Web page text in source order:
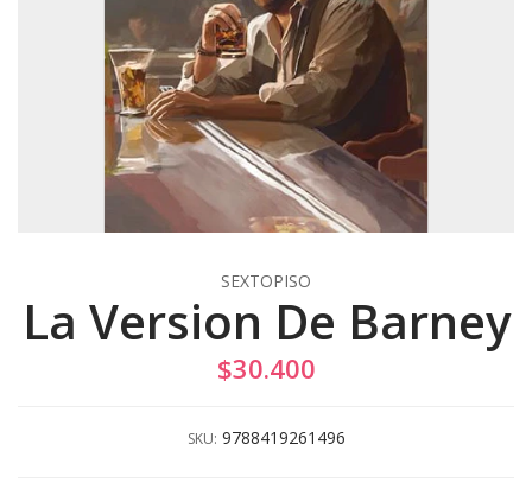
SEXTOPISO
La Version De Barney
$30.400
SKU: 9788419261496